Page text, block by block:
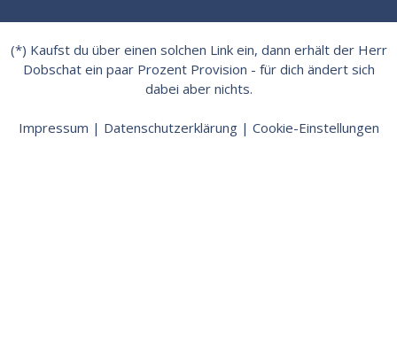
(*) Kaufst du über einen solchen Link ein, dann erhält der Herr
Dobschat ein paar Prozent Provision - für dich ändert sich
dabei aber nichts.
Impressum | Datenschutzerklärung| Cookie-Einstellungen